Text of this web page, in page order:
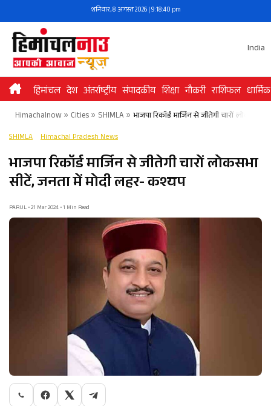
to
content
शनिवार, 8 अगस्त 2026 | 9:18:40 pm
India
हिमांचल देश अंतर्राष्ट्रीय संपादकीय शिक्षा नौकरी राशिफल धार्मिक
Himachalnow» Cities» SHIMLA » भाजपा रिकॉर्ड मार्जिन से जीतेगी चारों
SHIMLA Himachal Pradesh News
भाजपा रिकॉर्ड मार्जिन से जीतेगी चारों लोकसभा
सीटें, जनता में मोदी लहर- कश्यप
PARUL • 21 Mar 2024 • 1 Min Read